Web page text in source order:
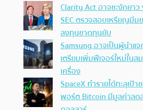
Clarity Act อาจชะงักยา
SEC ตรวจสอบเหรียญมีม
ลงทุนขาดทุนยับ
Samsung อาจเป็นผู้นำแ
เตรียมเพิ่มฟีเจอร์ใหม่ใน
เครื่อง
SpaceX ทำรายได้ทะลุเป้
พอร์ต Bitcoin มีมูลค่าลด